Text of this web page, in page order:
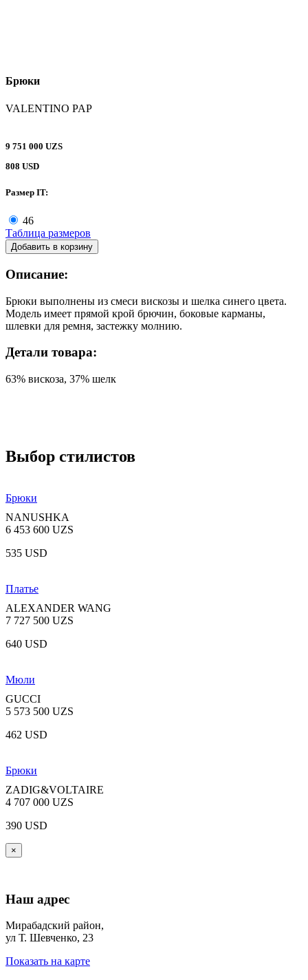
Брюки
VALENTINO PAP
9 751 000 UZS
808 USD
Размер IT:
46
Таблица размеров
Добавить в корзину
Описание:
Брюки выполнены из смеси вискозы и шелка синего цвета.
Модель имеет прямой крой брючин, боковые карманы,
шлевки для ремня, застежку молнию.
Детали товара:
63% вискоза, 37% шелк
Выбор стилистов
Брюки
NANUSHKA
6 453 600 UZS
535 USD
Платье
ALEXANDER WANG
7 727 500 UZS
640 USD
Мюли
GUCCI
5 573 500 UZS
462 USD
Брюки
ZADIG&VOLTAIRE
4 707 000 UZS
390 USD
×
Наш адрес
Мирабадский район,
ул Т. Шевченко, 23
Показать на карте